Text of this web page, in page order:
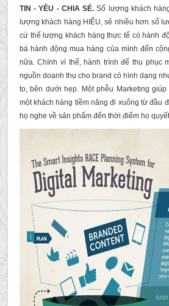
TIN - YÊU - CHIA SẺ. Số lượng khách
lượng khách hàng HIỂU, sẽ nhiều hơn số
cứ thế lượng khách hàng thực tế có hành
bá hành động mua hàng của mình đến
nữa. Chính vì thế, hành trình để thu phục
nguồn doanh thu cho brand có hình dạng
to, bên dưới hẹp. Một phễu Marketing
một khách hàng tiềm năng đi xuống từ đầu
họ nghe về sản phẩm đến thời điểm họ